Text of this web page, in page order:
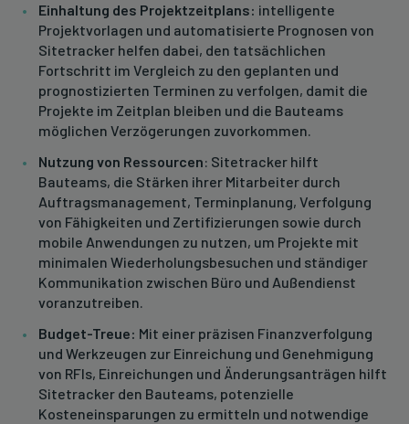
Einhaltung des Projektzeitplans: intelligente
Projektvorlagen und automatisierte Prognosen von
Sitetracker helfen dabei, den tatsächlichen
Fortschritt im Vergleich zu den geplanten und
prognostizierten Terminen zu verfolgen, damit die
Projekte im Zeitplan bleiben und die Bauteams
möglichen Verzögerungen zuvorkommen.
Nutzung von Ressourcen: Sitetracker hilft
Bauteams, die Stärken ihrer Mitarbeiter durch
Auftragsmanagement, Terminplanung, Verfolgung
von Fähigkeiten und Zertifizierungen sowie durch
mobile Anwendungen zu nutzen, um Projekte mit
minimalen Wiederholungsbesuchen und ständiger
Kommunikation zwischen Büro und Außendienst
voranzutreiben.
Budget-Treue: Mit einer präzisen Finanzverfolgung
und Werkzeugen zur Einreichung und Genehmigung
von RFIs, Einreichungen und Änderungsanträgen hilft
Sitetracker den Bauteams, potenzielle
Kosteneinsparungen zu ermitteln und notwendige